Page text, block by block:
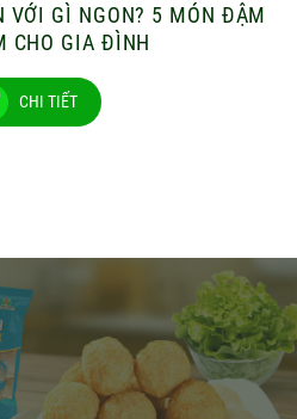
VỚI GÌ NGON? 5 MÓN ĐẬM
CHO GIA ĐÌNH
CHI TIẾT
NHẬN VÀ
LƯỢNG